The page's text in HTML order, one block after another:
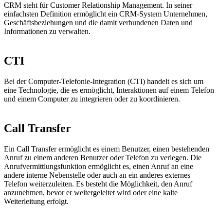
CRM steht für Customer Relationship Management. In seiner
einfachsten Definition ermöglicht ein CRM-System Unternehmen,
Geschäftsbeziehungen und die damit verbundenen Daten und
Informationen zu verwalten.
CTI
Bei der Computer-Telefonie-Integration (CTI) handelt es sich um
eine Technologie, die es ermöglicht, Interaktionen auf einem Telefon
und einem Computer zu integrieren oder zu koordinieren.
Call Transfer
Ein Call Transfer ermöglicht es einem Benutzer, einen bestehenden
Anruf zu einem anderen Benutzer oder Telefon zu verlegen. Die
Anrufvermittlungsfunktion ermöglicht es, einen Anruf an eine
andere interne Nebenstelle oder auch an ein anderes externes
Telefon weiterzuleiten. Es besteht die Möglichkeit, den Anruf
anzunehmen, bevor er weitergeleitet wird oder eine kalte
Weiterleitung erfolgt.